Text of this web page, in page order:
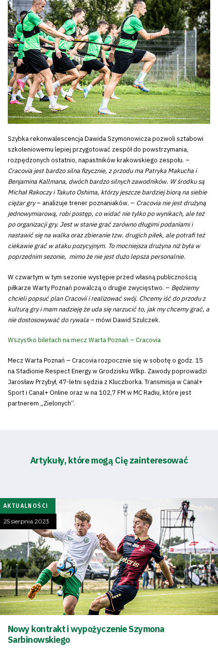
oszczędności
Dostępność
SEARCH
FOR:
Klub
Tabela
terminarz
Szybka rekonwalescencja Dawida Szymonowicza pozwoli sztabowi
szkoleniowemu lepiej przygotować zespół do powstrzymania,
rozpędzonych ostatnio, napastników krakowskiego zespołu. –
Cracovia jest bardzo silna fizycznie, z przodu ma Patryka Makucha i
Benjamina Kallmana, dwóch bardzo silnych zawodników. W środku są
Michał Rakoczy i Takuto Oshima, którzy jeszcze bardziej biorą na siebie
ciężar gry– analizuje trener poznaniaków. – Cracovia nie jest drużyną
jednowymiarową, robi postęp, co widać nie tylko po wynikach, ale też
po organizacji gry. Jest w stanie grać zarówno długimi podaniami i
nastawić się na walka oraz zbieranie tzw. drugich piłek, ale potrafi też
ciekawie grać w ataku pozycyjnym. To mocniejsza drużyna niż była w
poprzednim sezonie, mimo że nie jest dużo lepsza personalnie.
W czwartym w tym sezonie występie przed własną publicznością
piłkarze Warty Poznań powalczą o drugie zwycięstwo. – Będziemy
chcieli popsuć plan Cracovii i realizować swój. Chcemy iść do przodu z
kulturą gry i mam nadzieję że uda się narzucić to, jak my chcemy grać, a
nie dostosowywać do rywala – mówi Dawid Szulczek.
Wszystko biletach na mecz Warta Poznań – Cracovia
Mecz Warta Poznań – Cracovia rozpocznie się w sobotę o godz. 15
na Stadionie Respect Energy w Grodzisku Wlkp. Zawody poprowadzi
Jarosław Przybył, 47-letni sędzia z Kluczborka. Transmisja w Canal+
Sport i Canal+ Online oraz w na 102,7 FM w MC Radiu, które jest
partnerem „Zielonych”.
Artykuły, które mogą Cię zainteresować
AKTUALNOŚCI
25 sierpnia 2023
Nowy kontrakt i wypożyczenie Szymona
Sarbinowskiego